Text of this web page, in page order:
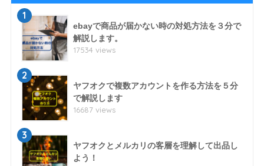
1
ebayで商品が届かない時の対処方法を３分で
解説します。
17534 views
2
ヤフオクで複数アカウントを作る方法を５分
で解説します
16687 views
3
ヤフオクとメルカリの客層を理解して出品し
よう！